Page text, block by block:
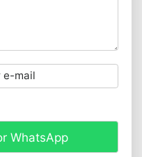
e-mail
WhatsApp